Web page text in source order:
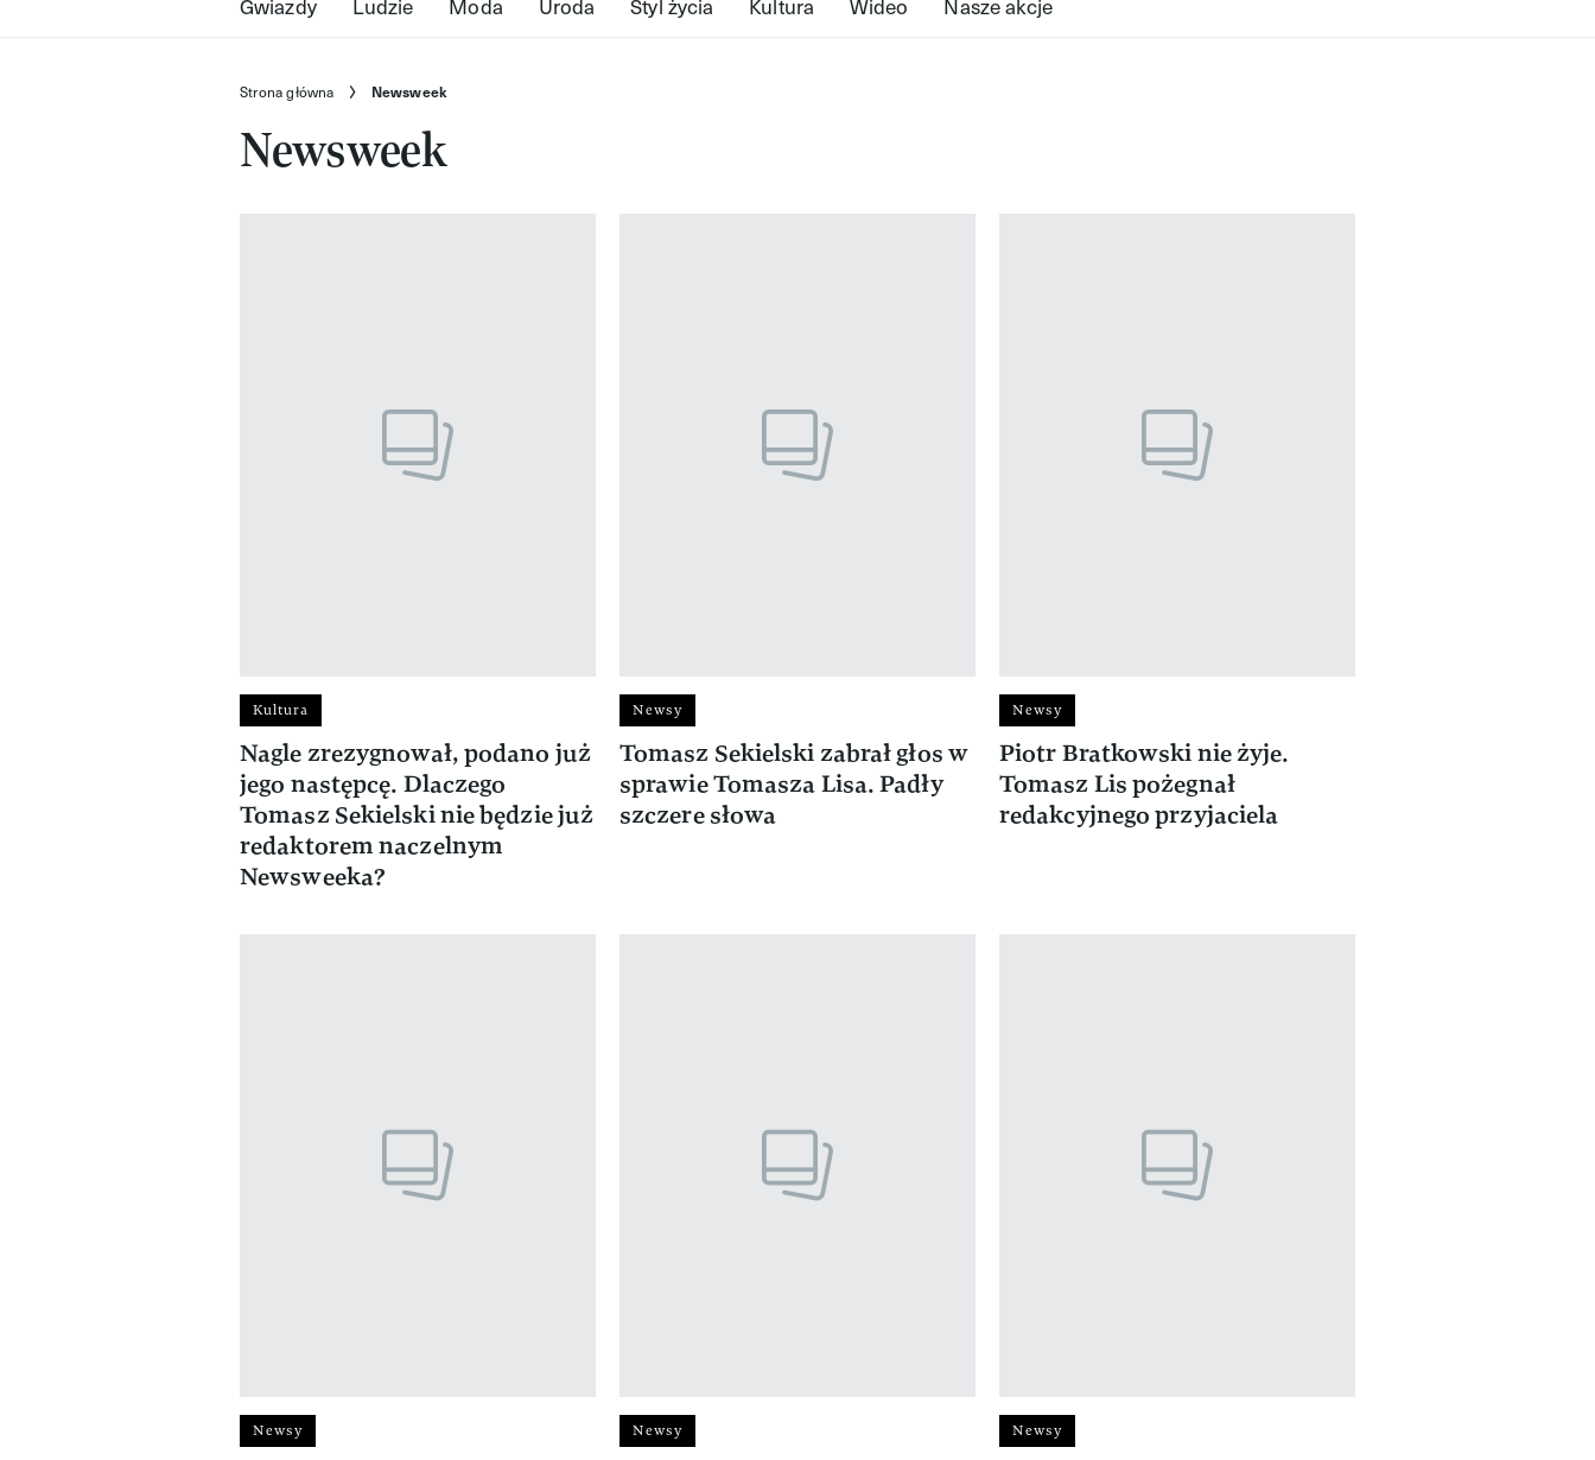
Strona główna Newsweek
Newsweek
Kultura
Nagle zrezygnował, podano już
jego następcę. Dlaczego
Tomasz Sekielski nie będzie już
redaktorem naczelnym
Newsweeka?
Newsy
Tomasz Sekielski zabrał głos w
sprawie Tomasza Lisa. Padły
szczere słowa
Newsy
Piotr Bratkowski nie żyje.
Tomasz Lis pożegnał
redakcyjnego przyjaciela
Newsy Newsy Newsy